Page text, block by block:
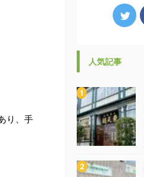
り、手
人気記事